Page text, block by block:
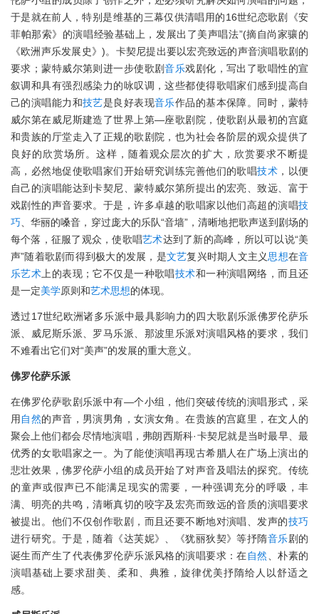
于是就在前人，特别是维基的三幕仅供清唱用的16世纪恋歌剧《安
菲帕那索》的演唱经验基础上，发展出了美声唱法”(摘自尚家骧的
《欧洲声乐发展史》)。卡契尼提出要以宏亮致远的声音演唱歌剧的
要求；蒙特威尔第则进一步使歌剧音乐戏剧化，写出了歌唱性的宣
叙调和具有强烈感染力的咏叹调，这些都使得歌唱家们感到提高自
己的演唱能力和技艺是良好表现音乐作品的基本保障。同时，蒙特
威尔第在威尼斯建造了世界上第—座歌剧院，使歌剧从最初的宫庭
和贵族的厅堂走入了正规的歌剧院，也为社会各阶层的观众提供了
良好的欣赏场所。这样，随着观众层次的扩大，欣赏要求不断提
高，必然地促使歌唱家们开始研究训练完善他们的歌唱技术 ，以便
自己的演唱能达到卡契尼、蒙特威尔第所提出的宏亮、致远、富于
戏剧性的声音要求。于是，许多卓越的歌唱家以他们高超的演唱技
巧 、华丽的嗓音，穿过庞大的乐队“音墙”，清晰地把歌声送到剧场的
每个落，征服了观众，使歌唱艺术达到了新的高峰，所以可以说“美
声”随着歌剧而得到极大的发展，是文艺复兴时期人文主义思想在音
乐艺术 上的表现；它不仅是一种歌唱技术和一种演唱网络，而且还
是一定美学原则和艺术思想的体现。
透过17世纪欧洲诸多乐派中最具影响力的四大歌剧乐派佛罗伦萨乐
派、威尼斯乐派、罗马乐派、那波里乐派对演唱风格的要求，我们
不难看出它们对“美声”的发展的重大意义。
佛罗伦萨乐派
在佛罗伦萨歌剧乐派中有—个小组，他们突破传统的演唱形式，采
用 自然的声音，男演男角，女演女角。在贵族的宫庭里，在文人的
聚会上他们都会尽情地演唱，弗朗西斯科·卡契尼就是当时最早、最
优秀的女歌唱家之一。为了能使演唱再现古希腊人在广场上演出的
悲壮效果，佛罗伦萨小组的成员开始了对声音及唱法的探究。传统
的童声或假声已不能满足现实的需要，一种强调充分的呼吸，丰
满、明亮的共鸣，清晰真切的咬字及宏亮而致远的音质的演唱要求
被提出。他们不仅创作歌剧，而且还要不断地对演唱、发声的技巧
进行研究。于是，随着《达芙妮》、《犹丽狄契》等抒隋音乐剧的
诞生而产生了代表佛罗伦萨乐派风格的演唱要求：在自然
、朴素的
演唱基础上要求甜美、柔和、典雅，旋律优美抒隋给人以舒适之
感。